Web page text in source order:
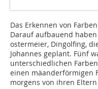
Das Erkennen von
Darauf aufbauend
ostermeier, Dingol­fing,
Johannes geplant. Fünf
unterschiedlichen
einen mäanderförmigen
morgens von ihren